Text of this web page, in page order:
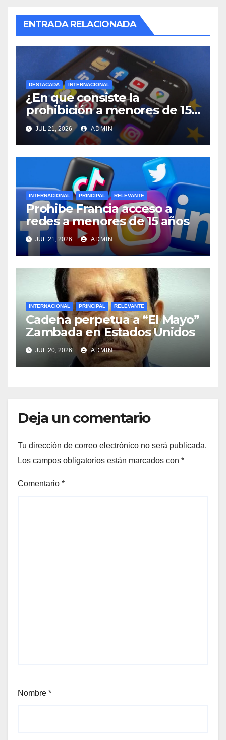
ENTRADA RELACIONADA
DESTACADA INTERNACIONAL
¿En que consiste la
prohibición a menores de 15
años acceso a redes sociales
en Francia?
JUL 21, 2026 ADMIN
INTERNACIONAL PRINCIPAL RELEVANTE
Prohibe Francia acceso a
redes a menores de 15 años
JUL 21, 2026 ADMIN
INTERNACIONAL PRINCIPAL RELEVANTE
Cadena perpetua a “El Mayo”
Zambada en Estados Unidos
JUL 20, 2026 ADMIN
Deja un comentario
Tu dirección de correo electrónico no será publicada.
Los campos obligatorios están marcados con *
Comentario *
Nombre *